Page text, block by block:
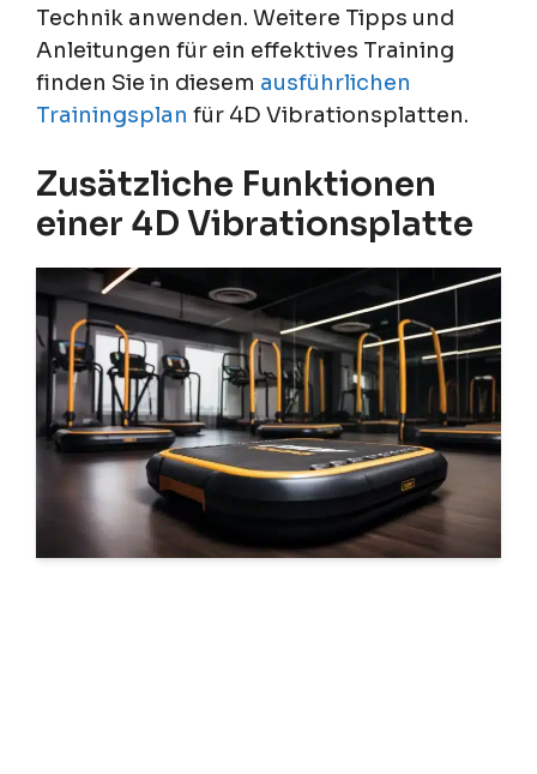
Technik anwenden. Weitere Tipps und
Anleitungen für ein effektives Training
finden Sie in diesem ausführlichen
Trainingsplan für 4D Vibrationsplatten.
Zusätzliche Funktionen
einer 4D Vibrationsplatte